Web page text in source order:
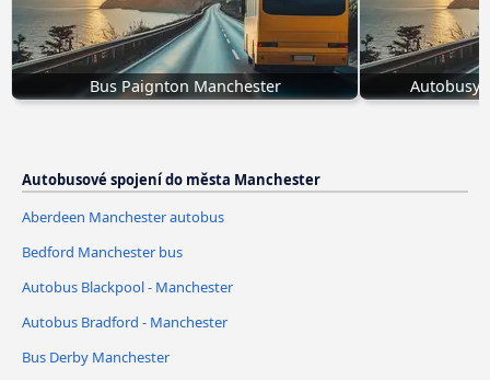
Bus Paignton Manchester Autobusy
Autobusové spojení do města Manchester
Aberdeen Manchester autobus
Bedford Manchester bus
Autobus Blackpool - Manchester
Autobus Bradford - Manchester
Bus Derby Manchester